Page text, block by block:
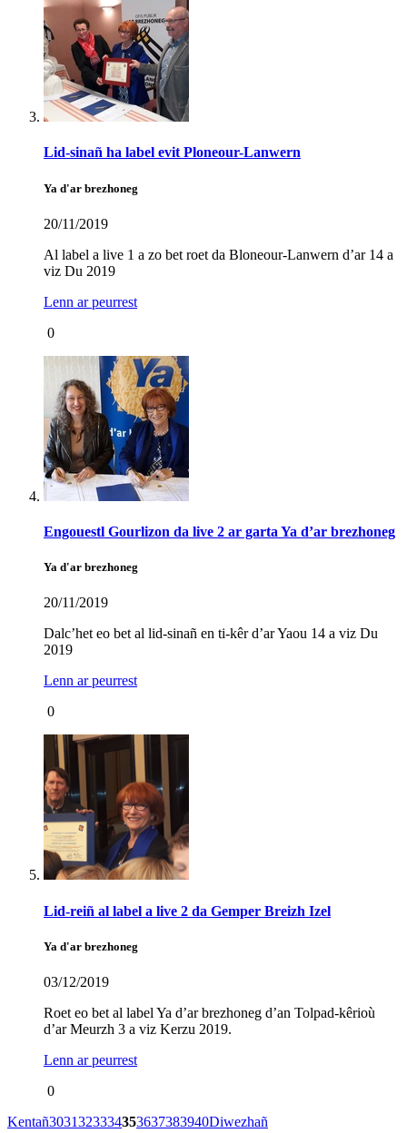
Lid-sinañ ha label evit Ploneour-Lanwern
Ya d'ar brezhoneg
20/11/2019
Al label a live 1 a zo bet roet da Bloneour-Lanwern d’ar 14 a
viz Du 2019
Lenn ar peurrest
0
Engouestl Gourlizon da live 2 ar garta Ya d’ar brezhoneg
Ya d'ar brezhoneg
20/11/2019
Dalc’het eo bet al lid-sinañ en ti-kêr d’ar Yaou 14 a viz Du
2019
Lenn ar peurrest
0
Lid-reiñ al label a live 2 da Gemper Breizh Izel
Ya d'ar brezhoneg
03/12/2019
Roet eo bet al label Ya d’ar brezhoneg d’an Tolpad-kêrioù
d’ar Meurzh 3 a viz Kerzu 2019.
Lenn ar peurrest
0
Kentañ3031323334353637383940Diwezhañ